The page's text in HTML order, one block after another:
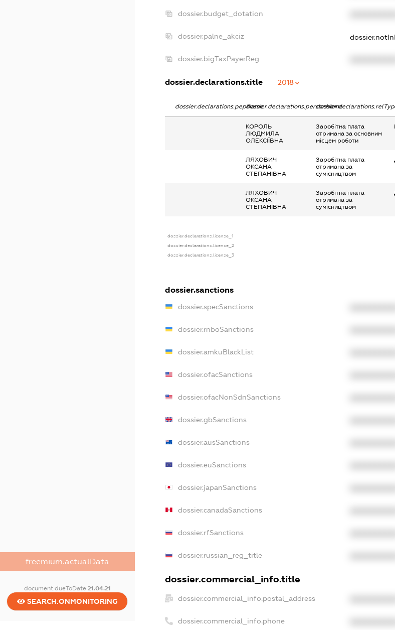
freemium.actualData
document.dueToDate 21.04.21
SEARCH.ONMONITORING
dossier.budget_dotation
dossier.palne_akciz
dossier.bigTaxPayerReg
dossier.declarations.title 2018
dossier.declarations.pepNamedossier.declarations.personName
КОРОЛЬ
ЛЮДМИЛА
ОЛЕКСІЇВНА
Заробітна плата
отримана за основним
місцем роботи
ЛЯХОВИЧ
ОКСАНА
СТЕПАНІВНА
Заробітна плата
отримана за
сумісництвом
ЛЯХОВИЧ
ОКСАНА
СТЕПАНІВНА
Заробітна плата
отримана за
сумісництвом
dossier.declarations.license_1
dossier.declarations.license_2
dossier.declarations.license_3
dossier.sanctions
dossier.specSanctions
dossier.rnboSanctions
dossier.amkuBlackList
dossier.ofacSanctions
dossier.ofacNonSdnSanctions
dossier.gbSanctions
dossier.ausSanctions
dossier.euSanctions
dossier.japanSanctions
dossier.canadaSanctions
dossier.rfSanctions
dossier.russian_reg_title
dossier.commercial_info.title
dossier.commercial_info.postal_address
dossier.commercial_info.phone